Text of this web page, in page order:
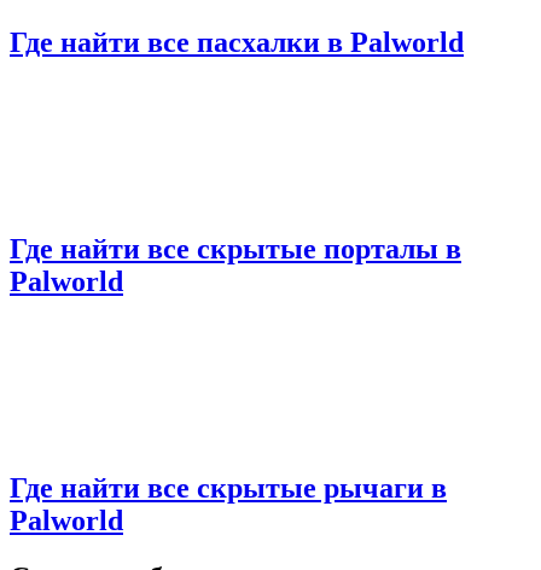
Где найти все пасхалки в Palworld
Где найти все скрытые порталы в
Palworld
Где найти все скрытые рычаги в
Palworld